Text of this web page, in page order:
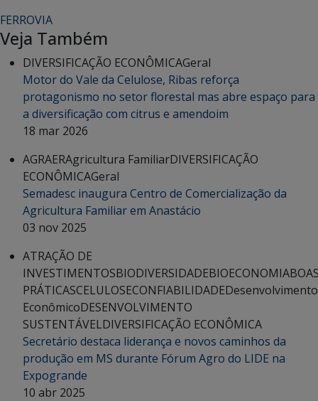
FERROVIA
Veja Também
DIVERSIFICAÇÃO ECONÔMICAGeral
Motor do Vale da Celulose, Ribas reforça
protagonismo no setor florestal mas abre espaço para
a diversificação com citrus e amendoim
18 mar 2026
AGRAERAgricultura FamiliarDIVERSIFICAÇÃO
ECONÔMICAGeral
Semadesc inaugura Centro de Comercialização da
Agricultura Familiar em Anastácio
03 nov 2025
ATRAÇÃO DE
INVESTIMENTOSBIODIVERSIDADEBIOECONOMIA
PRÁTICASCELULOSECONFIABILIDADEDesenvolvimento
EconômicoDESENVOLVIMENTO
SUSTENTÁVELDIVERSIFICAÇÃO ECONÔMICA
Secretário destaca liderança e novos caminhos da
produção em MS durante Fórum Agro do LIDE na
Expogrande
10 abr 2025